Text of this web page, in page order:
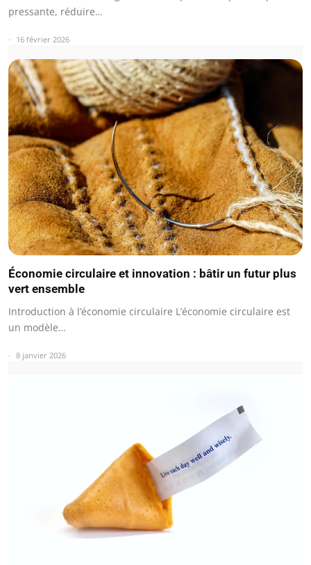
pressante, réduire…
16 février 2026
Économie circulaire et innovation : bâtir un futur plus
vert ensemble
Introduction à l’économie circulaire L’économie circulaire est
un modèle…
8 janvier 2026